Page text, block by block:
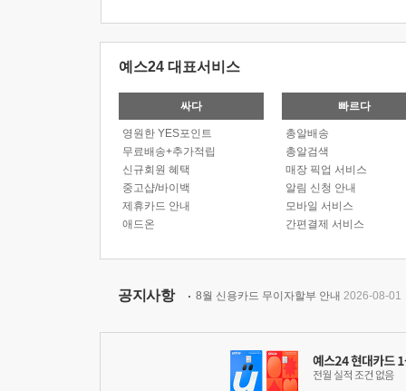
예스24 대표서비스
싸다
영원한 YES포인트
무료배송+추가적립
신규회원 혜택
중고샵/바이백
제휴카드 안내
애드온
빠르다
총알배송
총알검색
매장 픽업 서비스
알림 신청 안내
모바일 서비스
간편결제 서비스
공지사항 8월 신용카드 무이자할부 안내 2026-08-01